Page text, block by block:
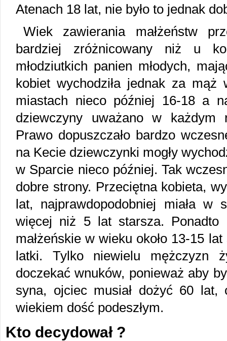
Atenach 18 lat, nie było to jednak
Wiek zawierania małżeństw
bardziej zróżnicowany niż u
młodziutkich panien młodych,
kobiet wychodziła jednak za
miastach nieco później 16-18 a
dziewczyny uważano w każdym
Prawo dopuszczało bardzo
na Kecie dziewczynki mogły
w Sparcie nieco później. Tak
dobre strony. Przeciętna kobieta,
lat, najprawdopodobniej miała
więcej niż 5 lat starsza. Ponadto
małżeńskie w wieku około 13-15
latki. Tylko niewielu mężczyzn
doczekać wnuków, ponieważ aby
syna, ojciec musiał dożyć 60 lat,
wiekiem dość podeszłym.
Kto decydował ?